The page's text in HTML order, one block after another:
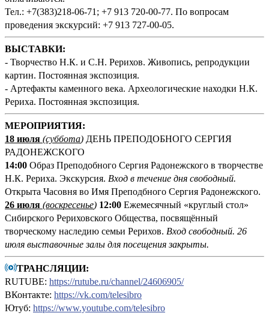
Тел.: +7(383)218-06-71; +7 913 720-00-77. По вопросам
проведения экскурсий: +7 913 727-00-05.
ВЫСТАВКИ:
- Творчество Н.К. и С.Н. Рерихов. Живопись, репродукции
картин. Постоянная экспозиция.
- Артефакты каменного века. Археологические находки Н.К.
Рериха. Постоянная экспозиция.
МЕРОПРИЯТИЯ:
18 июля (суббота) ДЕНЬ ПРЕПОДОБНОГО СЕРГИЯ
РАДОНЕЖСКОГО
14:00 Образ Преподобного Сергия Радонежского в творчестве
Н.К. Рериха. Экскурсия. Вход в течение дня свободный.
Открыта Часовня во Имя Преподбного Сергия Радонежского.
26 июля (воскресенье) 12:00 Ежемесячный «круглый стол»
Сибирского Рериховского Общества, посвящённый
творческому наследию семьи Рерихов. Вход свободный. 26
июля выставочные залы для посещения закрыты.
ТРАНСЛЯЦИИ:
RUTUBE: https://rutube.ru/channel/24606905/
ВКонтакте: https://vk.com/telesibro
Ютуб: https://www.youtube.com/telesibro